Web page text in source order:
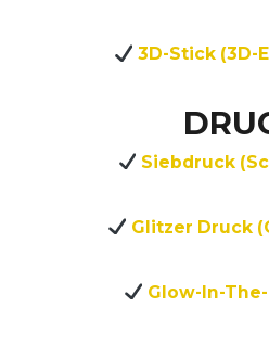
3D-Stick (3D-
Siebdruck
Glitzer Druck
Glow-In-